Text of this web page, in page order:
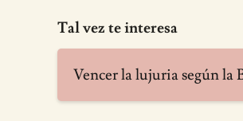
Tal vez te interesa
Vencer la lujuria según la